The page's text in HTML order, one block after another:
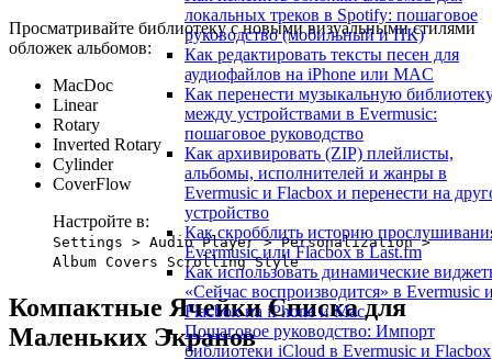
локальных треков в Spotify: пошаговое
руководство (мобильный и ПК)
Как редактировать тексты песен для
аудиофайлов на iPhone или MAC
Как перенести музыкальную
между устройствами в Evermusic:
пошаговое руководство
Как архивировать (ZIP) плейлисты,
альбомы, исполнителей и жанры в
Evermusic и Flacbox и перенести на
устройство
Как скробблить историю
Evermusic или Flacbox в Last.fm
Как использовать динамические
«Сейчас воспроизводится» в Evermusic
Flacbox на iPhone и Mac
Пошаговое руководство: Импорт
библиотеки iCloud в Evermusic и Flacbox
Просматривайте библиотеку с новыми визуальными стилями
обложек альбомов:
MacDoc
Linear
Rotary
Inverted Rotary
Cylinder
CoverFlow
Настройте в:
Settings > Audio Player > Personalization >
Album Covers Scrolling Style
Компактные Ячейки Списка для
Маленьких Экранов